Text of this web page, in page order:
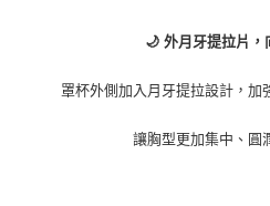
🌙 外月牙提拉片，
罩杯外側加入月牙提拉設計，加
讓胸型更加集中、圓